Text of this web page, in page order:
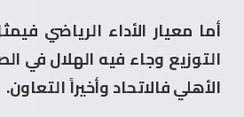
التوزيع وجاء فيه الهلال في
الأهلي فالاتحاد وأخيراً التعاون.